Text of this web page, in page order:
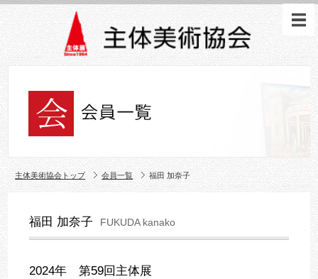
主体美術協会トップ 会員一覧 福田 加奈子
福田 加奈子 FUKUDA kanako
2024年 第59回主体展